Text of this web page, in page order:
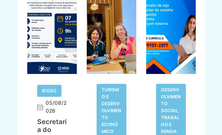
IDOSO
05/08/2
026
Secretari
a do
TURISM
O E
DESENV
OLVIMEN
TO
ECONÔ
MICO
DESENV
OLVIMEN
TO
SOCIAL,
TRABAL
HO E
RENDA